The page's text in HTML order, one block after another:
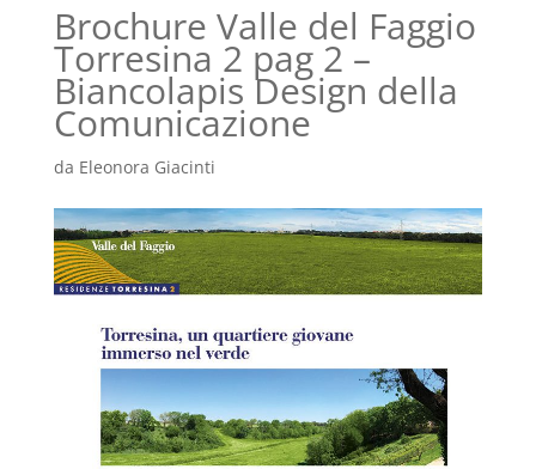
Brochure Valle del Faggio
Torresina 2 pag 2 –
Biancolapis Design della
Comunicazione
da Eleonora Giacinti